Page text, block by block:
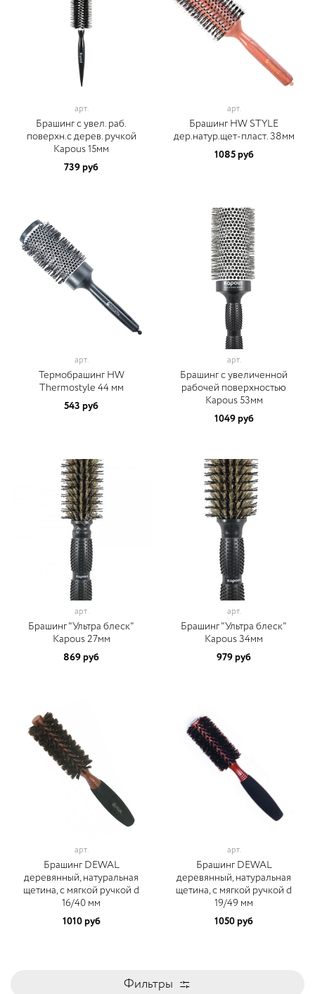
арт.
Брашинг с увел. раб.
поверхн.с дерев. ручкой
Kapous 15мм
739 руб
арт.
Брашинг HW STYLE
дер.натур.щет-пласт. 38мм
1085 руб
арт.
Термобрашинг HW
Thermostyle 44 мм
543 руб
арт.
Брашинг с увеличенной
рабочей поверхностью
Kapous 53мм
1049 руб
арт.
Брашинг "Ультра блеск"
Kapous 27мм
869 руб
арт.
Брашинг "Ультра блеск"
Kapous 34мм
979 руб
арт.
Брашинг DEWAL
деревянный, натуральная
щетина, с мягкой ручкой d
16/40 мм
1010 руб
арт.
Брашинг DEWAL
деревянный, натуральная
щетина, с мягкой ручкой d
19/49 мм
1050 руб
Фильтры